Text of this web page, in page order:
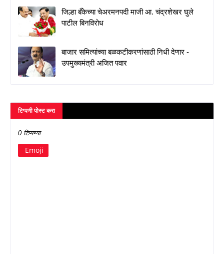
जिल्हा बँकेच्या चेअरमनपदी माजी आ. चंद्रशेखर घुले
पाटील बिनविरोध
बाजार समित्यांच्या बळकटीकरणांसाठी निधी देणार -
उपमुख्यमंत्री अजित पवार
टिप्पणी पोस्ट करा
0 टिप्पण्या
Emoji